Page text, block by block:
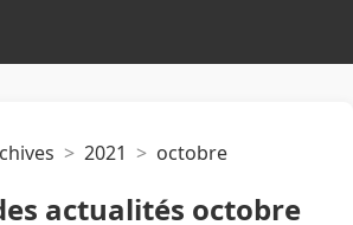
2021 octobre
actualités octobre